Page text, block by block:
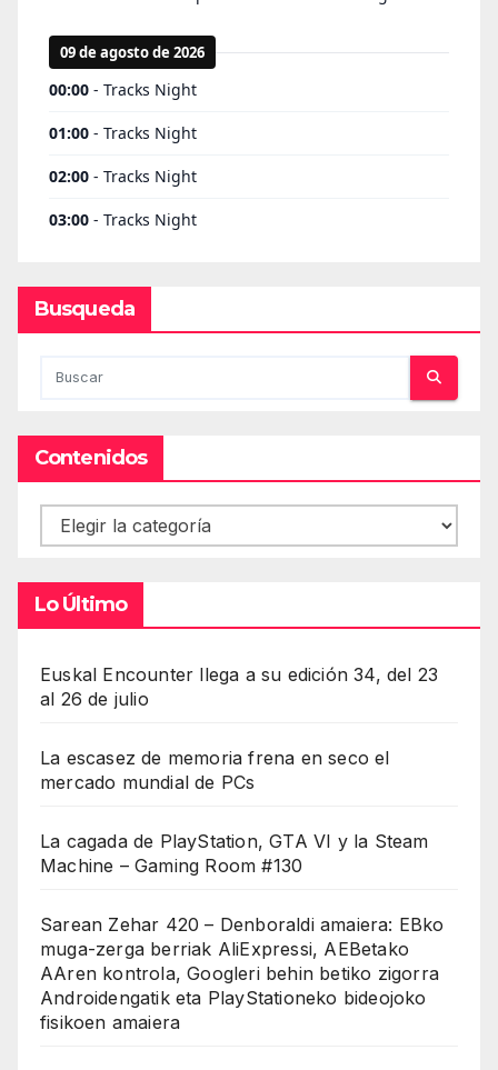
Busqueda
Contenidos
Contenidos
Lo Último
Euskal Encounter llega a su edición 34, del 23
al 26 de julio
La escasez de memoria frena en seco el
mercado mundial de PCs
La cagada de PlayStation, GTA VI y la Steam
Machine – Gaming Room #130
Sarean Zehar 420 – Denboraldi amaiera: EBko
muga-zerga berriak AliExpressi, AEBetako
AAren kontrola, Googleri behin betiko zigorra
Androidengatik eta PlayStationeko bideojoko
fisikoen amaiera